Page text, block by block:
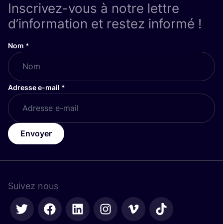
Inscrivez-vous à notre lettre
d’information et restez informé !
Nom *
Adresse e-mail *
Envoyer
Suivez nous